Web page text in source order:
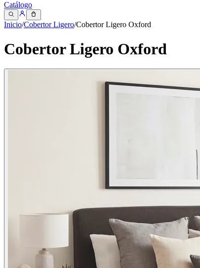
Catálogo
Inicio/Cobertor Ligero/Cobertor Ligero Oxford
Cobertor Ligero Oxford